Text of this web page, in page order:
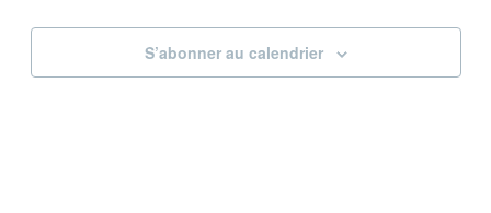
S’abonner au calendrier